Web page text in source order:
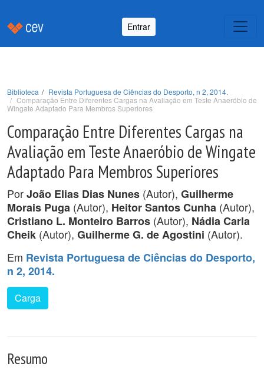
Entrar
Biblioteca
Revista Portuguesa de Ciências do Desporto, n 2, 2014.
Comparação Entre Diferentes Cargas na Avaliação em Teste Anaeróbio de
Wingate Adaptado Para Membros Superiores
Comparação Entre Diferentes Cargas na
Avaliação em Teste Anaeróbio de Wingate
Adaptado Para Membros Superiores
PorJoão Elias Dias Nunes (Autor), Guilherme
Morais Puga (Autor), Heitor Santos Cunha (Autor),
Cristiano L. Monteiro Barros (Autor), Nádia Carla
Cheik (Autor), Guilherme G. de Agostini (Autor).
Em Revista Portuguesa de Ciências do Desporto,
n 2, 2014.
Carga
Resumo